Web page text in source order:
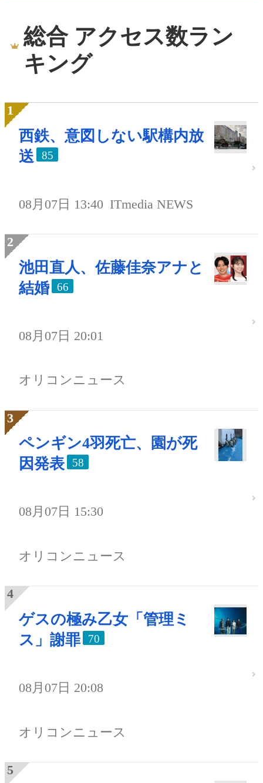
総合 アクセス数ラン
キング
西鉄、意図しない駅構内放
送
85
08月07日 13:40 ITmedia NEWS
池田直人、佐藤佳奈アナと
結婚
66
08月07日 20:01
オリコンニュース
ペンギン4羽死亡、園が死
因発表
58
08月07日 15:30
オリコンニュース
ゲスの極み乙女「管理ミ
ス」謝罪
70
08月07日 20:08
オリコンニュース